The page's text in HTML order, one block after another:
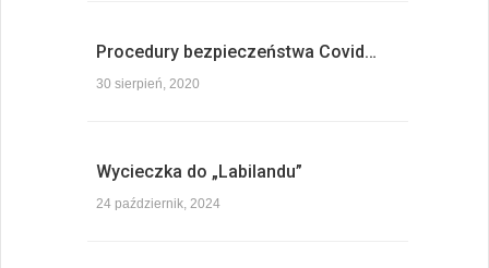
Procedury bezpieczeństwa Covid…
30 sierpień, 2020
Wycieczka do „Labilandu”
24 październik, 2024